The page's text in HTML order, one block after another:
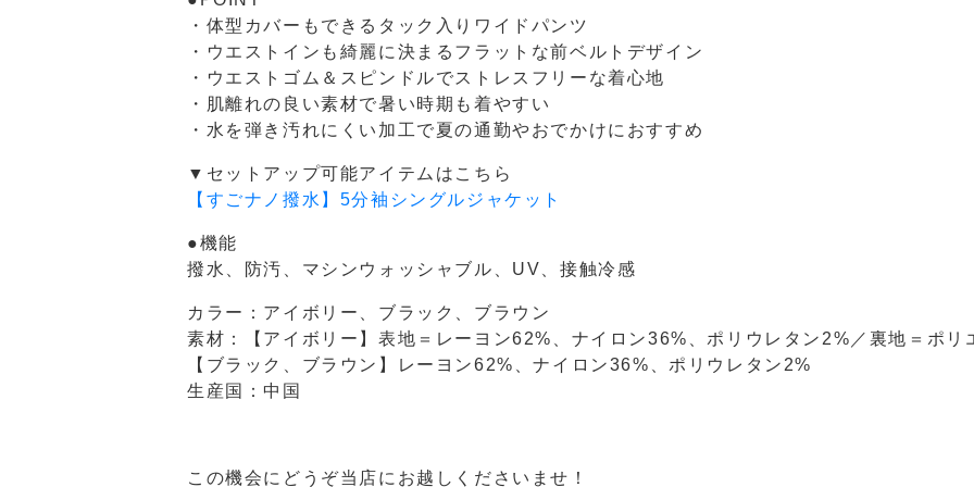
・体型カバーもできるタック入りワイドパンツ
・ウエストインも綺麗に決まるフラットな前ベルトデザイン
・ウエストゴム＆スピンドルでストレスフリーな着心地
・肌離れの良い素材で暑い時期も着やすい
・水を弾き汚れにくい加工で夏の通勤やおでかけにおすすめ
▼セットアップ可能アイテムはこちら
【すごナノ撥水】5分袖シングルジャケット
●機能
撥水、防汚、マシンウォッシャブル、UV、接触冷感
カラー：アイボリー、ブラック、ブラウン
素材：【アイボリー】表地＝レーヨン62%、ナイロン36%、ポリウレタン2%／裏地＝ポリ
【ブラック、ブラウン】レーヨン62%、ナイロン36%、ポリウレタン2%
生産国：中国
この機会にどうぞ当店にお越しくださいませ！